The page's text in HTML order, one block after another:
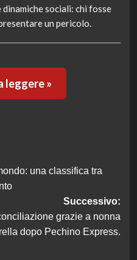
sociali: chi fosse
un pericolo.
leggere »
una classifica tra
Successivo:
grazie a nonna
dopo Pechino Express.